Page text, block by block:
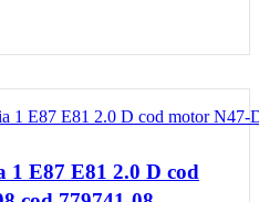
1 E87 E81 2.0 D cod